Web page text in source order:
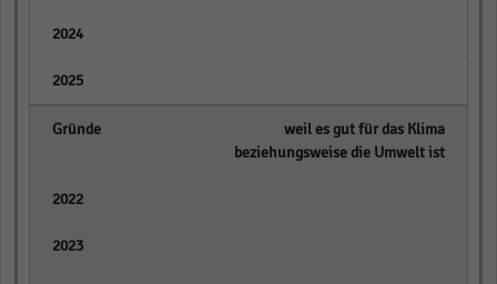
weil es gut für das Klima
beziehungsweise die Umwelt ist